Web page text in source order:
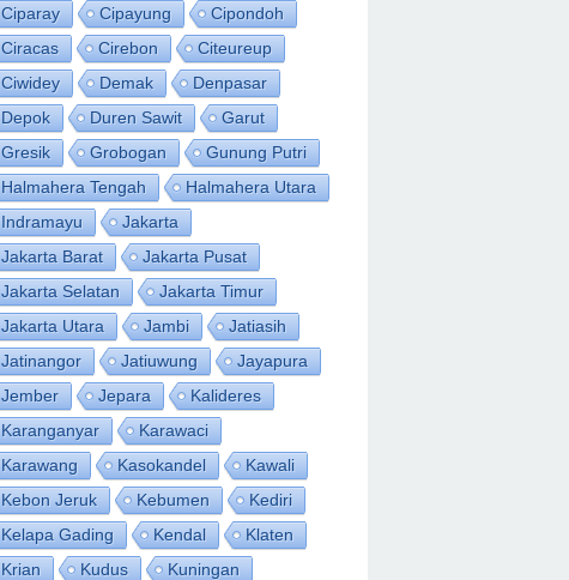
Ciparay
Cipayung
Cipondoh
Ciracas
Cirebon
Citeureup
Ciwidey
Demak
Denpasar
Depok
Duren Sawit
Garut
Gresik
Grobogan
Gunung Putri
Halmahera Tengah
Halmahera Utara
Indramayu
Jakarta
Jakarta Barat
Jakarta Pusat
Jakarta Selatan
Jakarta Timur
Jakarta Utara
Jambi
Jatiasih
Jatinangor
Jatiuwung
Jayapura
Jember
Jepara
Kalideres
Karanganyar
Karawaci
Karawang
Kasokandel
Kawali
Kebon Jeruk
Kebumen
Kediri
Kelapa Gading
Kendal
Klaten
Krian
Kudus
Kuningan